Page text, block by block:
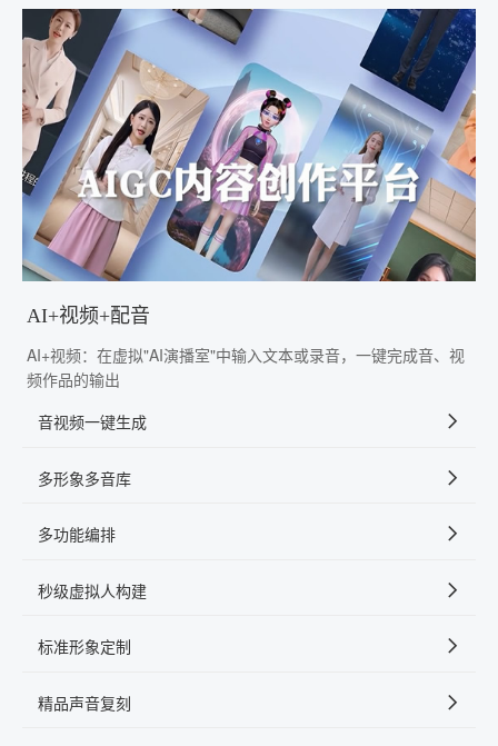
AI+视频+配音
AI+视频：在虚拟"AI演播室"中输入文本或录音，一键完成音、视
频作品的输出
音视频一键生成
多形象多音库
多功能编排
秒级虚拟人构建
标准形象定制
精品声音复刻